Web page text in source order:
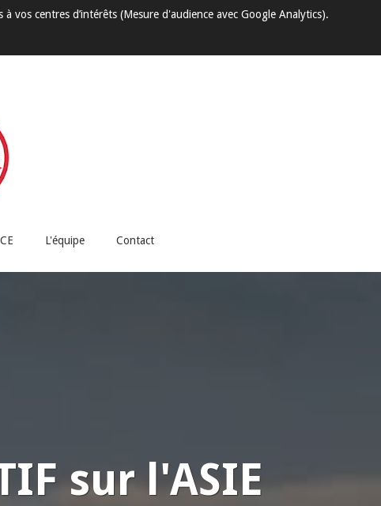
vos centres d’intérêts (Mesure d'audience avec Google Analytics).
L'équipe Contact
sur l'ASIE